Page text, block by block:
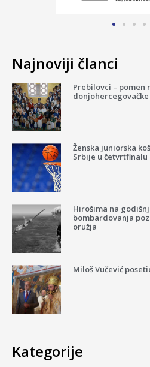
Najnoviji članci
Prebilovci – pomen
Ženska juniorska
Srbije u četvrtfinalu
Hirošima na
bombardovanja
oružja
Miloš Vučević
Kategorije